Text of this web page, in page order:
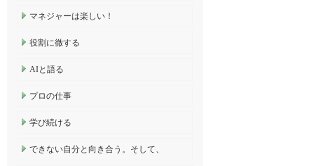
マネジャーは楽しい！
役割に徹する
AIと語る
プロの仕事
学び続ける
できない自分と向き合う。そして、